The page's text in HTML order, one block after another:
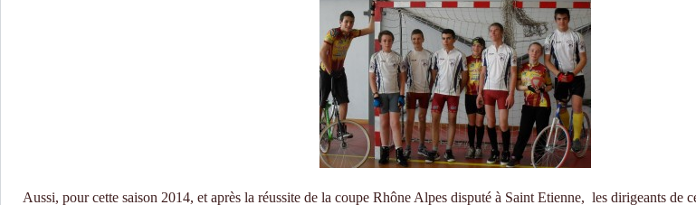
Aussi, pour cette saison 2014, et après la réussite de la coupe Rhône Alpes disputé à Saint Etienne, les dirigeants de